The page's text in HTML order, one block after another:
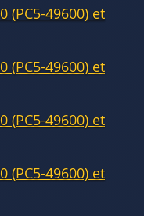
(PC5-49600) et
(PC5-49600) et
(PC5-49600) et
(PC5-49600) et